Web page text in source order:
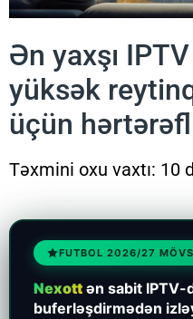
Ən yaxşı
yüksək
üçün
Təxmini oxu vaxtı: 10
FUTBOL 2026/27
Nexottən sabit IPTV-
buferləşdirmədən